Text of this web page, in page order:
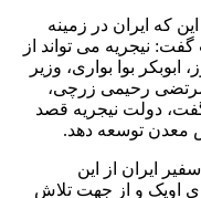
که ایران در زمینه
نیجریه می تواند از
بوا بواری، وزیر
مرتضی رحیمی زرچی،
دولت نیجریه قصد
معدن توسعه دهد.
ایران از این
اوپک و از جهت تلاش